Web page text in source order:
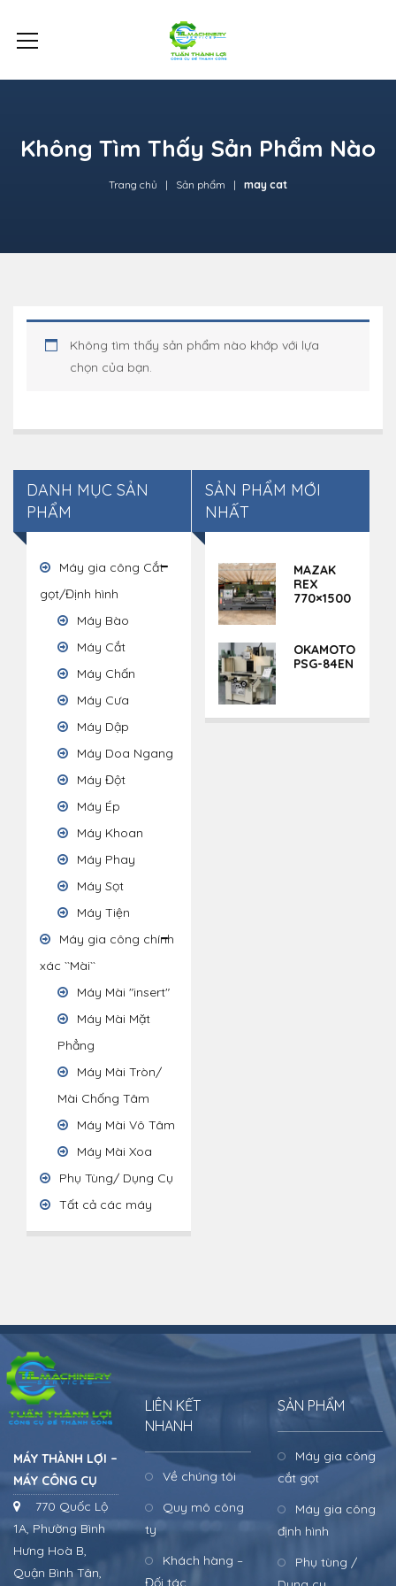
Không Tìm Thấy Sản Phẩm Nào
Trang chủ Sản phẩm may cat
DANH MỤC SẢN
PHẨM
Máy gia công Cắt
gọt/Định hình
Máy Bào
Máy Cắt
Máy Chấn
Máy Cưa
Máy Dập
Máy Doa Ngang
Máy Đột
Máy Ép
Máy Khoan
Máy Phay
Máy Sọt
Máy Tiện
Máy gia công chính
xác ``Mài``
Máy Mài "insert"
Máy Mài Mặt
Phẳng
Máy Mài Tròn/
Mài Chống Tâm
Máy Mài Vô Tâm
Máy Mài Xoa
Phụ Tùng/ Dụng Cụ
Tất cả các máy
SẢN PHẨM MỚI
NHẤT
MAZAK
REX
770×1500
OKAMOTO
PSG-84EN
Không tìm thấy sản phẩm nào khớp với lựa
chọn của bạn.
MÁY THÀNH LỢI –
MÁY CÔNG CỤ
770 Quốc Lộ
1A, Phường Bình
Hưng Hoà B,
Quận Bình Tân,
LIÊN KẾT
NHANH
Về chúng tôi
Quy mô công
ty
Khách hàng –
Đối tác
SẢN PHẨM
Máy gia công
cắt gọt
Máy gia công
định hình
Phụ tùng /